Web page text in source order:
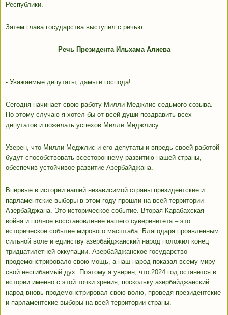
Республики.
Затем глава государства выступил с речью.
Речь Президента Ильхама Алиева
- Уважаемые депутаты, дамы и господа!
Сегодня начинает свою работу Милли Меджлис седьмого созыва.
По этому случаю я хотел бы от всей души поздравить всех
депутатов и пожелать успехов Милли Меджлису.
Уверен, что Милли Меджлис и его депутаты и впредь своей работой
будут способствовать всестороннему развитию нашей страны,
обеспечив устойчивое развитие Азербайджана.
Впервые в истории нашей независимой страны президентские и
парламентские выборы в этом году прошли на всей территории
Азербайджана. Это историческое событие. Вторая Карабахская
война и полное восстановление нашего суверенитета – это
историческое событие мирового масштаба. Благодаря проявленным
сильной воле и единству азербайджанский народ положил конец
тридцатилетней оккупации. Азербайджанское государство
продемонстрировало свою мощь, а наш народ показал всему миру
свой несгибаемый дух. Поэтому я уверен, что 2024 год останется в
истории именно с этой точки зрения, поскольку азербайджанский
народ вновь продемонстрировал свою волю, проведя президентские
и парламентские выборы на всей территории страны.